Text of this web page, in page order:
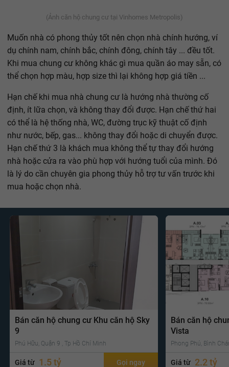
(Ảnh căn hộ chung cư tại Vinhomes Metropolis)
Muốn nhà có phong thủy tốt nên chọn nhà chính hướng, ví
dụ chính nam, chính bắc, chính đông, chính tây ... đều tốt.
Khi mua chung cư không khác gì mua quần áo may sẵn, có
thể chọn hợp màu, hợp size thì lại không hợp giá tiền ...
Hạn chế khi mua nhà chung cư là hướng nhà thường cố
định, ít lữa chọn, và không thay đổi được. Hạn chế thứ hai
có thể là hệ thống nhà, WC, đường trục kỹ thuật cố định
như nước, bếp, gas... không thay đổi hoặc di chuyển được.
Hạn chế thứ 3 là khách mua không thể tự thay đổi hướng
nhà hoặc cửa ra vào phù hợp với hướng tuổi của mình. Đó
là lý do cần chuyên gia phong thủy hỗ trợ tư vấn trước khi
mua hoặc chọn nhà.
Bán căn hộ chung cư Khu căn hộ Sky
9
Phú Hữu, Quận 9 , Tp Hồ Chí Minh
Giá từ 1.5 tỷ Gọi ngay
Bán căn hộ
Vista
Phong Phú, Bình
Giá từ 2.2 tỷ